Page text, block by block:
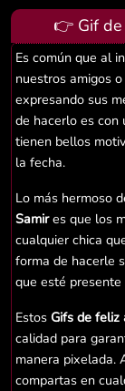
👉 Gif de
Es común que al
nuestros amigos
expresando sus
de hacerlo es con
tienen bellos
la fecha.
Lo más hermoso
Samires que los
cualquier chica
forma de hacerle
que esté
Estos Gifs de feliz
calidad para
manera pixelada.
compartas en